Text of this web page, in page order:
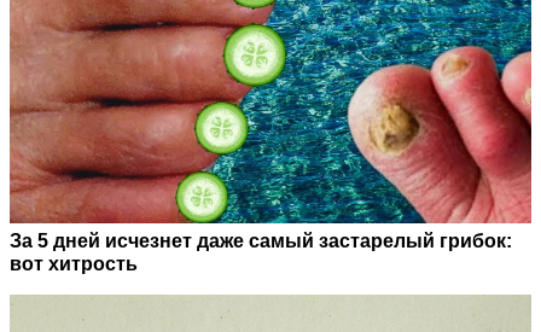
За 5 дней исчезнет даже самый застарелый грибок:
вот хитрость